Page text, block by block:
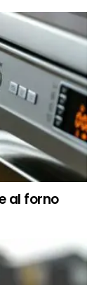
al forno